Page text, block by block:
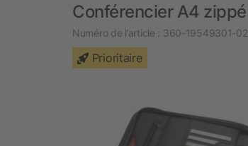
Conférencier A4
Numéro de l’article : 360-19549301-
Prioritaire